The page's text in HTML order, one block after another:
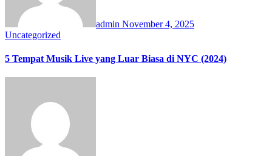
admin November 4, 2025
Uncategorized
5 Tempat Musik Live yang Luar Biasa di NYC (2024)